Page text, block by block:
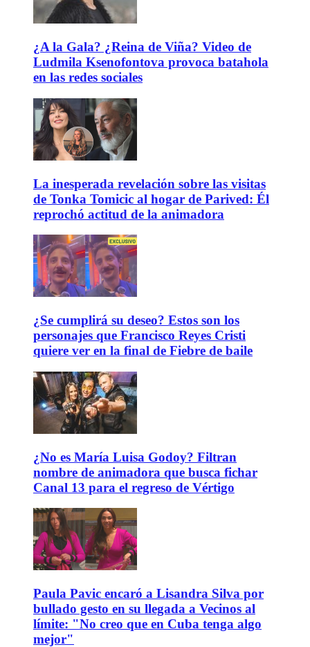
¿A la Gala? ¿Reina de Viña? Video de
Ludmila Ksenofontova provoca batahola
en las redes sociales
La inesperada revelación sobre las visitas
de Tonka Tomicic al hogar de Parived: Él
reprochó actitud de la animadora
¿Se cumplirá su deseo? Estos son los
personajes que Francisco Reyes Cristi
quiere ver en la final de Fiebre de baile
¿No es María Luisa Godoy? Filtran
nombre de animadora que busca fichar
Canal 13 para el regreso de Vértigo
Paula Pavic encaró a Lisandra Silva por
bullado gesto en su llegada a Vecinos al
límite: "No creo que en Cuba tenga algo
mejor"